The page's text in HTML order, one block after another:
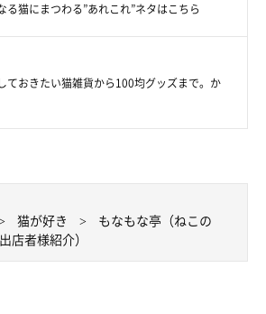
る猫にまつわる”あれこれ”ネタはこちら
ておきたい猫雑貨から100均グッズまで。か
猫が好き
もなもな亭（ねこの
店者様紹介）